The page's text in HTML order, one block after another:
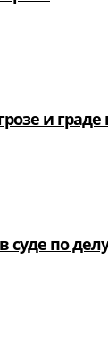
и граде
суде по